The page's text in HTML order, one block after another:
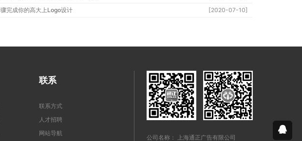
完成你的高大上Logo设计
[2020-07-10]
联系
联系方式
人才招聘
网站导航
公司名称： 上海通正广告有限公司